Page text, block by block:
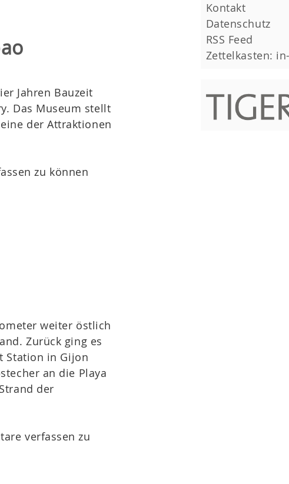
Jahren Bauzeit
Das Museum stellt
der Attraktionen
zu können
weiter östlich
Zurück ging es
Station in Gijon
an die Playa
der
verfassen zu
Kontakt
Datenschutz
RSS Feed
Zettelkasten: